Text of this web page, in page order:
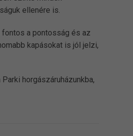
ellenére is.
a pontosság és az
kapásokat is jól jelzi,
horgászáruházunkba,